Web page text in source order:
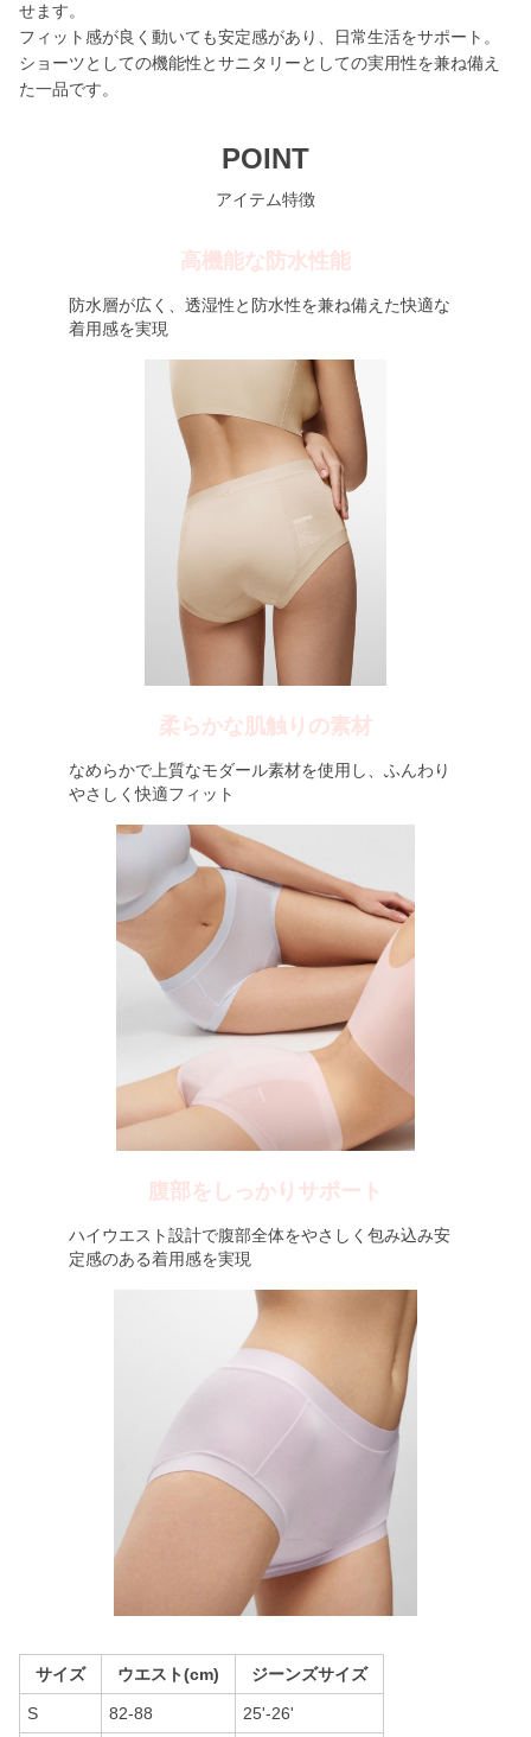
せます。
フィット感が良く動いても安定感があり、日常生活をサポート。
ショーツとしての機能性とサニタリーとしての実用性を兼ね備え
た一品です。
POINT
アイテム特徴
高機能な防水性能
防水層が広く、透湿性と防水性を兼ね備えた快適な
着用感を実現
柔らかな肌触りの素材
なめらかで上質なモダール素材を使用し、ふんわり
やさしく快適フィット
腹部をしっかりサポート
ハイウエスト設計で腹部全体をやさしく包み込み安
定感のある着用感を実現
サイズ ウエスト(cm) ジーンズサイズ
S 82-88 25'-26'